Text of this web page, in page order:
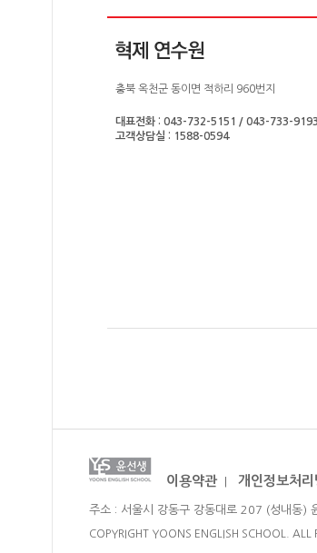
충북 옥천군 동이면 적하리 960번지
대표전화 : 043-732-5151 / 043-733-
고객상담실 : 1588-0594
이용약관 개인정보처리
주소 : 서울시 강동구 강동대로 207 (성내동)
COPYRIGHT YOONS ENGLISH SCHOOL. ALL